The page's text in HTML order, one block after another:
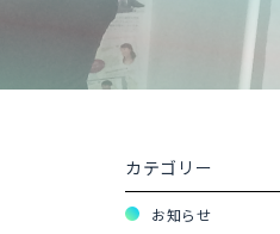
カテゴリー
お知らせ